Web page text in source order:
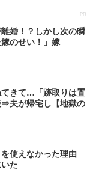
PR
婚！？しかし次の瞬
のせい！」嫁
きて…「跡取りは置
夫が帰宅し【地獄の
使えなかった理由
た